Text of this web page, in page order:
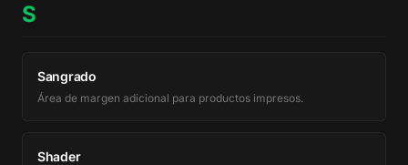
S
Sangrado
Área de margen adicional para productos impresos.
Shader